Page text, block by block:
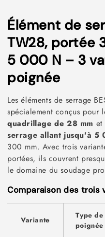
C
o
l
l
e
c
t
i
o
n
:
Élément de
TW28, portée
5 000 N – 3
poignée
Les éléments de serrage
spécialement conçus pour
quadrillage de 28 mm et
serrage allant jusqu'à 5
300 mm. Avec trois
portées, ils couvrent
le domaine du soudage
Comparaison des trois
Variante
Type de
poignée